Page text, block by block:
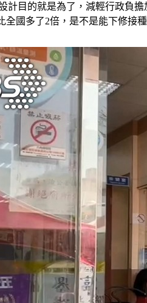
計目的就是為了，減輕行政負
全國多了2倍，是不是能下修接種